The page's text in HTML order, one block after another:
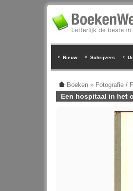
Nieuw Schrijvers
Boeken » Fotografie /
Een hospitaal in het